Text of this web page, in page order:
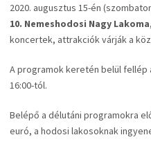
2020. augusztus 15-én
10. Nemeshodosi Nagy Lakoma
koncertek, attrakciók várják a
A programok keretén belül fellép
16:00-tól.
Belépő a délutáni programokra
euró, a hodosi lakosoknak